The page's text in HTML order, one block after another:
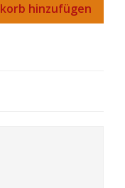
hinzufügen